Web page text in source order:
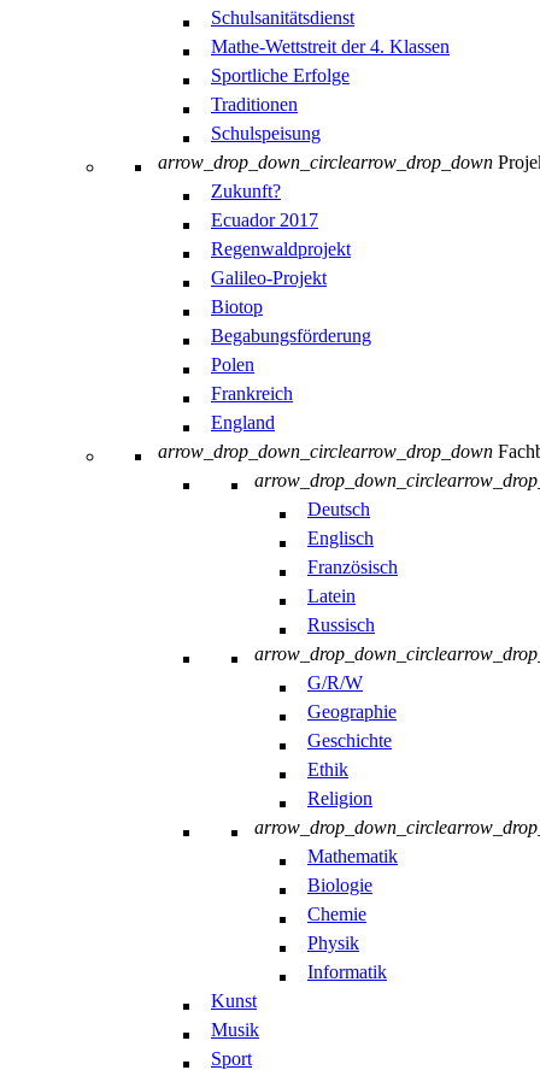
Schulsanitätsdienst
Mathe-Wettstreit der 4. Klassen
Sportliche Erfolge
Traditionen
Schulspeisung
arrow_drop_down_circlearrow_drop_down
Zukunft?
Ecuador 2017
Regenwaldprojekt
Galileo-Projekt
Biotop
Begabungsförderung
Polen
Frankreich
England
arrow_drop_down_circlearrow_drop_down
arrow_drop_down_circle
Deutsch
Englisch
Französisch
Latein
Russisch
arrow_drop_down_circle
G/R/W
Geographie
Geschichte
Ethik
Religion
arrow_drop_down_circle
Mathematik
Biologie
Chemie
Physik
Informatik
Kunst
Musik
Sport